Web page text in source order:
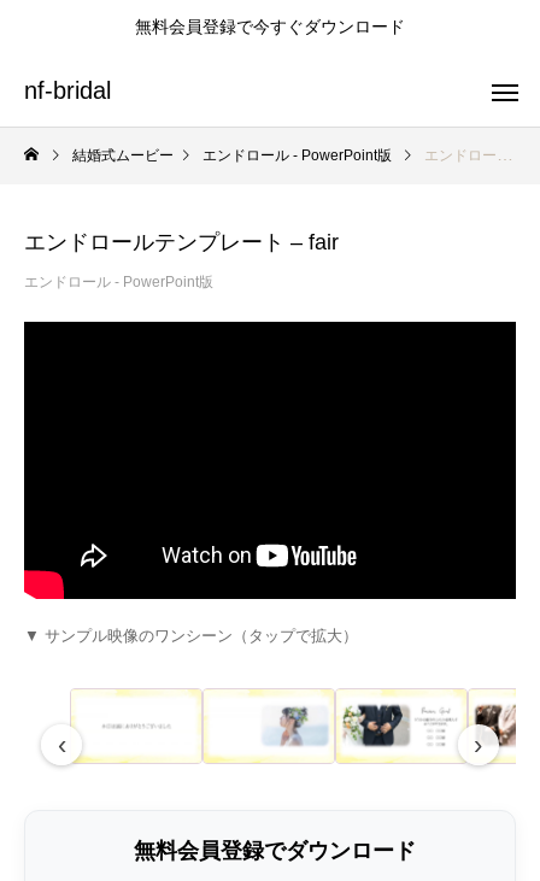
無料会員登録で今すぐダウンロード
nf-bridal
Youtube風プロフィールムービーテンプレ
ート – lovetube
ート – weddingram
エヴァ風オープニングムービーテンプレー
ト – weddingerion
ンプレート –
手描きイラストがかわいいエンドロールム
ービーテンプレート – illust
ルムービーテンプ
結婚式ムービー エンドロール - PowerPoint版 エンドロールテンプレート – fair
エンドロールテンプレート – fair
エンドロール - PowerPoint版
▼ サンプル映像のワンシーン（タップで拡大）
‹ ›
無料会員登録でダウンロード